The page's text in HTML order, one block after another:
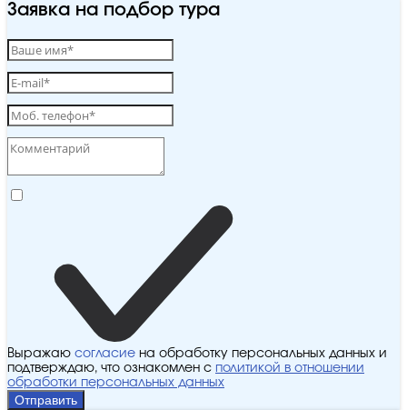
Заявка на подбор тура
Выражаю согласие на обработку персональных данных и
подтверждаю, что ознакомлен с политикой в отношении
обработки персональных данных
Отправить